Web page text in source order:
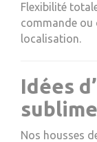
Flexibilité
commande ou
localisation.
Idées
Nos housses